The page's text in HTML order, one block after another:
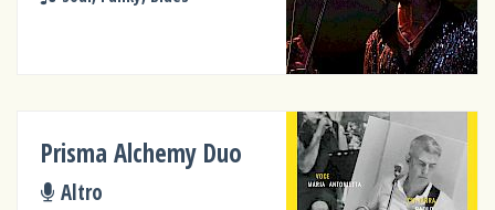
Prisma Alchemy Duo
Altro